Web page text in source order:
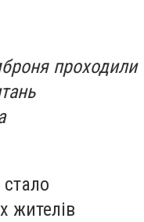
проходили
жителів